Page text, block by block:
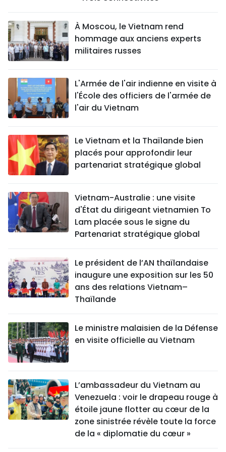
À Moscou, le Vietnam rend
hommage aux anciens experts
militaires russes
L'Armée de l'air indienne en visite à
l'École des officiers de l'armée de
l'air du Vietnam
Le Vietnam et la Thaïlande bien
placés pour approfondir leur
partenariat stratégique global
Vietnam-Australie : une visite
d'État du dirigeant vietnamien To
Lam placée sous le signe du
Partenariat stratégique global
Le président de l’AN thaïlandaise
inaugure une exposition sur les 50
ans des relations Vietnam–
Thaïlande
Le ministre malaisien de la Défense
en visite officielle au Vietnam
L’ambassadeur du Vietnam au
Venezuela : voir le drapeau rouge à
étoile jaune flotter au cœur de la
zone sinistrée révèle toute la force
de la « diplomatie du cœur »